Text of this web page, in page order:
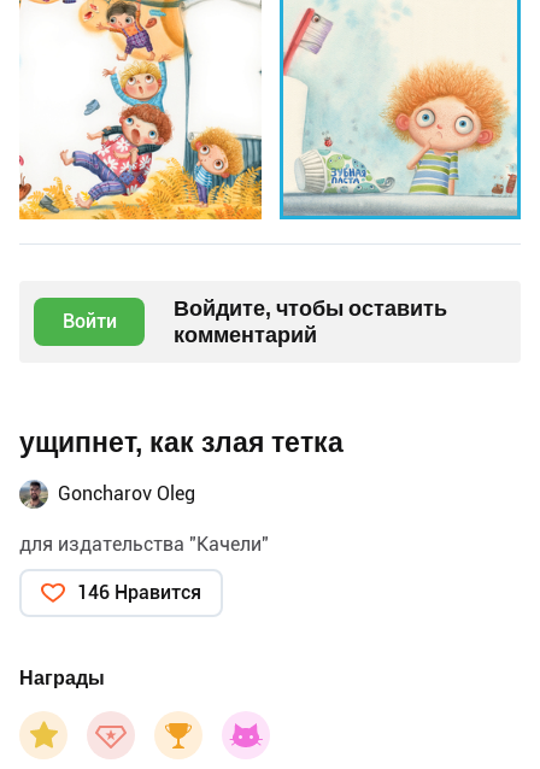
Войти
Войдите, чтобы оставить
комментарий
ущипнет, как злая тетка
Goncharov Oleg
для издательства "Качели"
146 Нравится
Награды